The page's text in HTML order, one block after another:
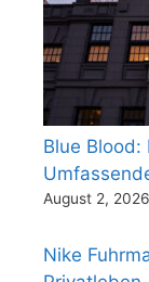
Blue Blood:
August 2, 2026
Nike